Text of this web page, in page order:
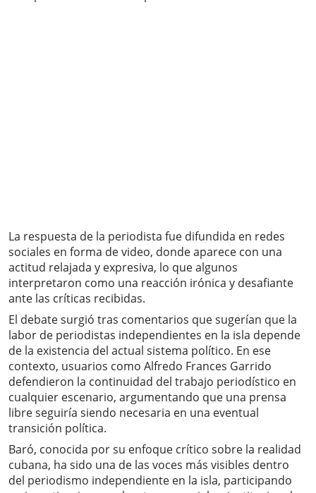
La respuesta de la periodista fue difundida en redes
sociales en forma de video, donde aparece con una
actitud relajada y expresiva, lo que algunos
interpretaron como una reacción irónica y desafiante
ante las críticas recibidas.
El debate surgió tras comentarios que sugerían que la
labor de periodistas independientes en la isla depende
de la existencia del actual sistema político. En ese
contexto, usuarios como Alfredo Frances Garrido
defendieron la continuidad del trabajo periodístico en
cualquier escenario, argumentando que una prensa
libre seguiría siendo necesaria en una eventual
transición política.
Baró, conocida por su enfoque crítico sobre la realidad
cubana, ha sido una de las voces más visibles dentro
del periodismo independiente en la isla, participando